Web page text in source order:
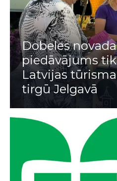
Dobeles
piedāvājums
Latvijas
tirgū Jelgavā